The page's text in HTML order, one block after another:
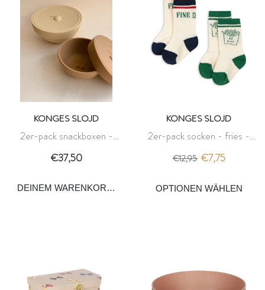
KONGES SLOJD
2er-pack snackboxen -
limonade/almond - konges
slojd
€37,50
DEINEM WARENKORB HINZUFÜGEN
KONGES SLOJD
2er-pack socken - fries -
konges slojd
€12,95 €7,75